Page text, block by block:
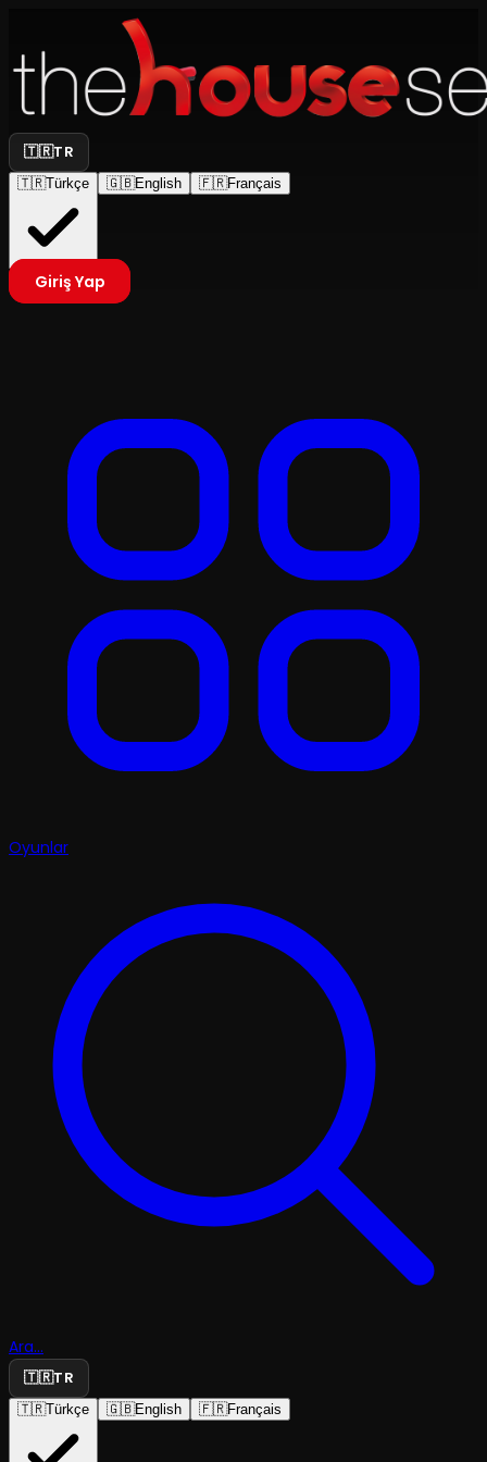
🇹🇷TR
🇹🇷Türkçe 🇬🇧English 🇫🇷Français
Giriş Yap
Oyunlar
Ara...
🇹🇷TR
🇹🇷Türkçe 🇬🇧English 🇫🇷Français